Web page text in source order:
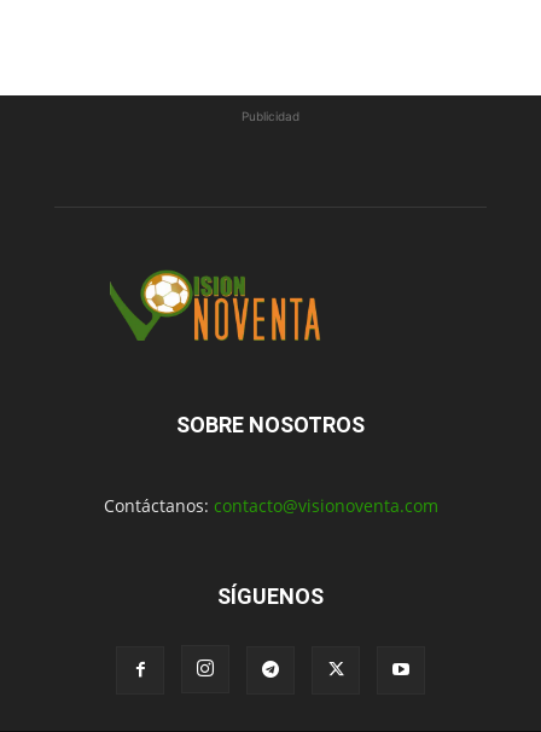
Publicidad
SOBRE NOSOTROS
Contáctanos: contacto@visionoventa.com
SÍGUENOS